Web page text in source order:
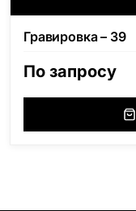
Гравировка – 39
По запросу